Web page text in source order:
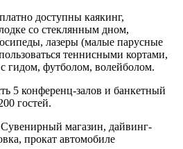
доступны каякинг,
со стеклянным дном,
лазеры (малые парусные
теннисными кортами,
с гидом, футболом, волейболом.
5 конференц-залов и банкетный
гостей.
магазин, дайвинг-
прокат автомобиле